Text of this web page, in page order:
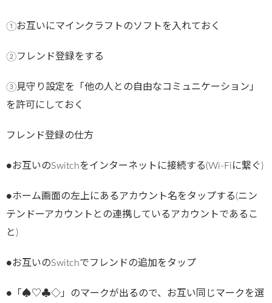
①お互いにマインクラフトのソフトを入れておく
②フレンド登録をする
③見守り設定を「他の人との自由なコミュニケーション」
を許可にしておく
フレンド登録の仕方
●お互いのSwitchをインターネットに接続する(Wi-Fiに繋ぐ)
●ホーム画面の左上にあるアカウント名をタップする(ニン
テンドーアカウントとの連携しているアカウントであるこ
と)
●お互いのSwitchでフレンドの追加をタップ
●「♠♡♣◇」のマークが出るので、お互い同じマークを選